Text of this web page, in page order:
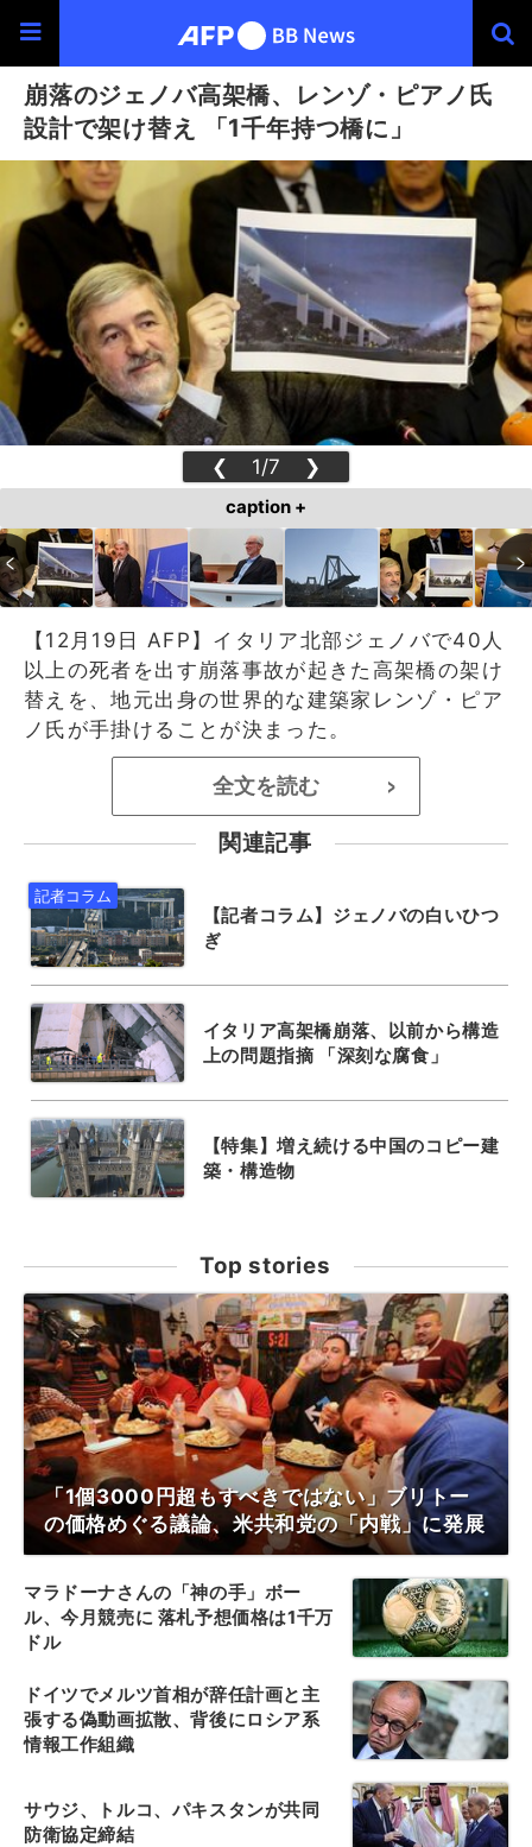
崩落のジェノバ高架橋、レンゾ・ピアノ氏
設計で架け替え 「1千年持つ橋に」
❮ 1/7 ❯
caption +
【12月19日 AFP】イタリア北部ジェノバで40人
以上の死者を出す崩落事故が起きた高架橋の架け
替えを、地元出身の世界的な建築家レンゾ・ピア
ノ氏が手掛けることが決まった。
全文を読む >
関連記事
【記者コラム】ジェノバの白いひつ
ぎ
イタリア高架橋崩落、以前から構造
上の問題指摘 「深刻な腐食」
【特集】増え続ける中国のコピー建
築・構造物
Top stories
「1個3000円超もすべきではない」ブリトー
の価格めぐる議論、米共和党の「内戦」に発展
マラドーナさんの「神の手」ボー
ル、今月競売に 落札予想価格は1千万
ドル
ドイツでメルツ首相が辞任計画と主
張する偽動画拡散、背後にロシア系
情報工作組織
サウジ、トルコ、パキスタンが共同
防衛協定締結